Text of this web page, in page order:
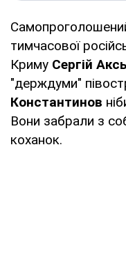
тимчасової
Криму Сергій
"держдуми"
Константинов
Вони забрали з
коханок.